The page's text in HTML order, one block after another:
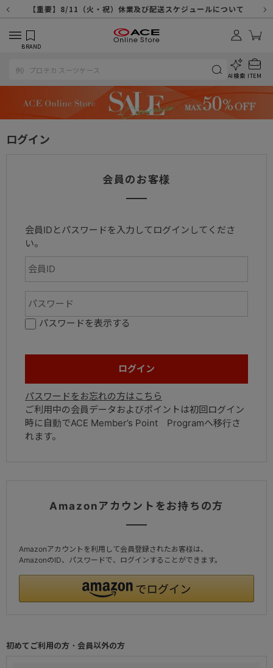
【重要】8/11（火・祝）休業及び配送スケジュールについて
【重要】令和８年熊本地震に伴う配送への影響について
【重要】納品書・領収書ペーパーレス化（電子化）のお知らせ
【重要】天候不良や交通状況・物量増等に伴う配送への影響について
【重要】悪質な詐欺サイトにご注意ください
【重要】各種メールが届かない場合に関しまして
【重要】お問い合わせのご対応に関しまして
【重要】SNSのなりすまし詐欺にご注意ください
BRAND
AI検索 ITEM
ログイン
会員のお客様
会員IDとパスワードを入力してログインしてくださ
い。
パスワードを表示する
パスワードをお忘れの方はこちら
ご利用中の会員データおよびポイントは初回ログイン
時に自動でACE Member’s Point Programへ移行さ
れます。
Amazonアカウントをお持ちの方
Amazonアカウントを利用して会員登録されたお客様は、
AmazonのID、パスワードで、ログインすることができます。
初めてご利用の方・会員以外の方